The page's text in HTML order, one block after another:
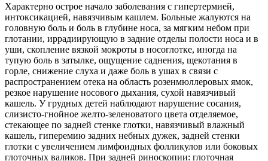
Характерно острое начало заболевания с гипертермией,
интоксикацией, навязчивым кашлем. Больные жалуются на
головную боль и боль в глубине носа, за мягким небом при
глотании, иррадиирующую в задние отделы полости носа и в
уши, скопление вязкой мокроты в носоглотке, иногда на
тупую боль в затылке, ощущение саднения, щекотания в
горле, снижение слуха и даже боль в ушах в связи с
распространением отека на область розенмюллеровых ямок,
резкое нарушение носового дыхания, сухой навязчивый
кашель. У грудных детей наблюдают нарушение сосания,
слизисто-гнойное желто-зеленоватого цвета отделяемое,
стекающее по задней стенке глотки, навязчивый влажный
кашель, гиперемию задних небных дужек, задней стенки
глотки с увеличением лимфоидных фолликулов или боковых
глоточных валиков. При задней риноскопии: глоточная